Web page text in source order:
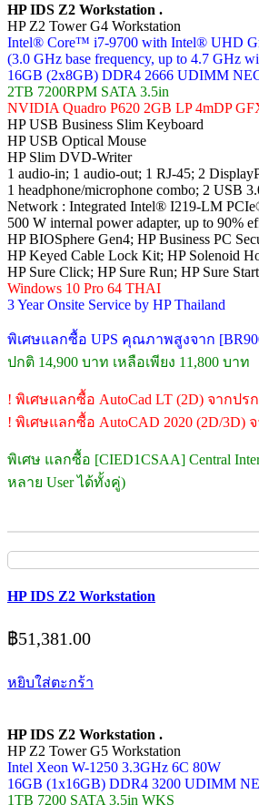
HP IDS Z2 Workstation .
HP Z2 Tower G4 Workstation
Intel® Core™ i7-9700 with Intel® UHD
(3.0 GHz base frequency, up to 4.7 GHz
16GB (2x8GB) DDR4 2666 UDIMM
2TB 7200RPM SATA 3.5in
NVIDIA Quadro P620 2GB LP 4mDP
HP USB Business Slim Keyboard
HP USB Optical Mouse
HP Slim DVD-Writer
1 audio-in; 1 audio-out; 1 RJ-45; 2
1 headphone/microphone combo; 2 USB
Network : Integrated Intel® I219-LM
500 W internal power adapter, up to 90%
HP BIOSphere Gen4; HP Business PC
HP Keyed Cable Lock Kit; HP Solenoid
HP Sure Click; HP Sure Run; HP Sure
Windows 10 Pro 64 THAI
3 Year Onsite Service by HP Thailand
พิเศษแลกซื้อ UPS คุณภาพสูงจาก
ปกติ 14,900 บาท เหลือเพียง 11,800 บาท
! พิเศษแลกซื้อ AutoCad LT (2D) จากปร
! พิเศษแลกซื้อ AutoCAD 2020 (2D/3D)
พิเศษ แลกซื้อ [CIED1CSAA] Central
หลาย User ได้ทั้งคู่)
HP IDS Z2 Workstation
฿51,381.00
หยิบใส่ตะกร้า
HP IDS Z2 Workstation .
HP Z2 Tower G5 Workstation
Intel Xeon W-1250 3.3GHz 6C 80W
16GB (1x16GB) DDR4 3200 UDIMM
1TB 7200 SATA 3.5in WKS